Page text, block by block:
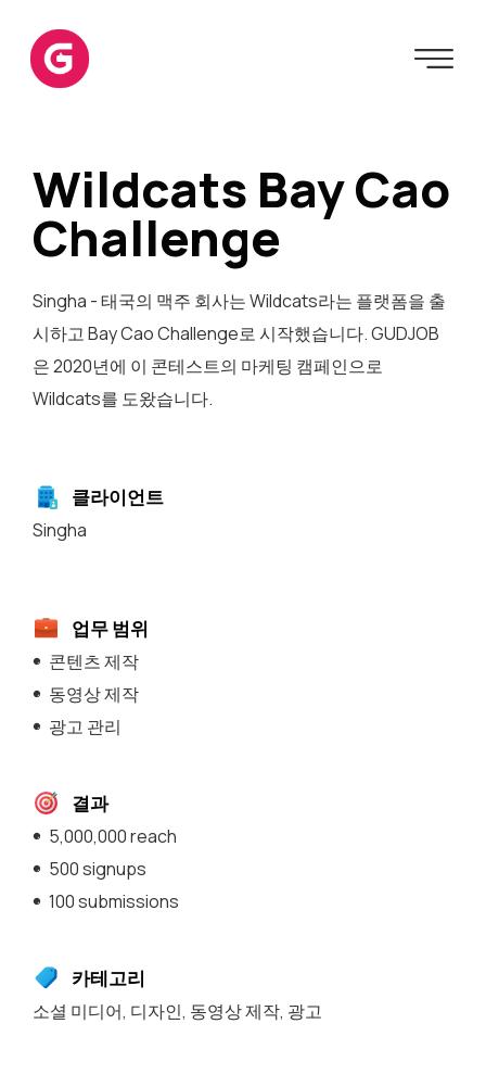
Wildcats Bay Cao
Challenge
Singha - 태국의 맥주 회사는 Wildcats라는 플랫폼을 출
시하고 Bay Cao Challenge로 시작했습니다. GUDJOB
은 2020년에 이 콘테스트의 마케팅 캠페인으로
Wildcats를 도왔습니다.
클라이언트
Singha
업무 범위
콘텐츠 제작
동영상 제작
광고 관리
결과
5,000,000 reach
500 signups
100 submissions
카테고리
소셜 미디어, 디자인, 동영상 제작, 광고